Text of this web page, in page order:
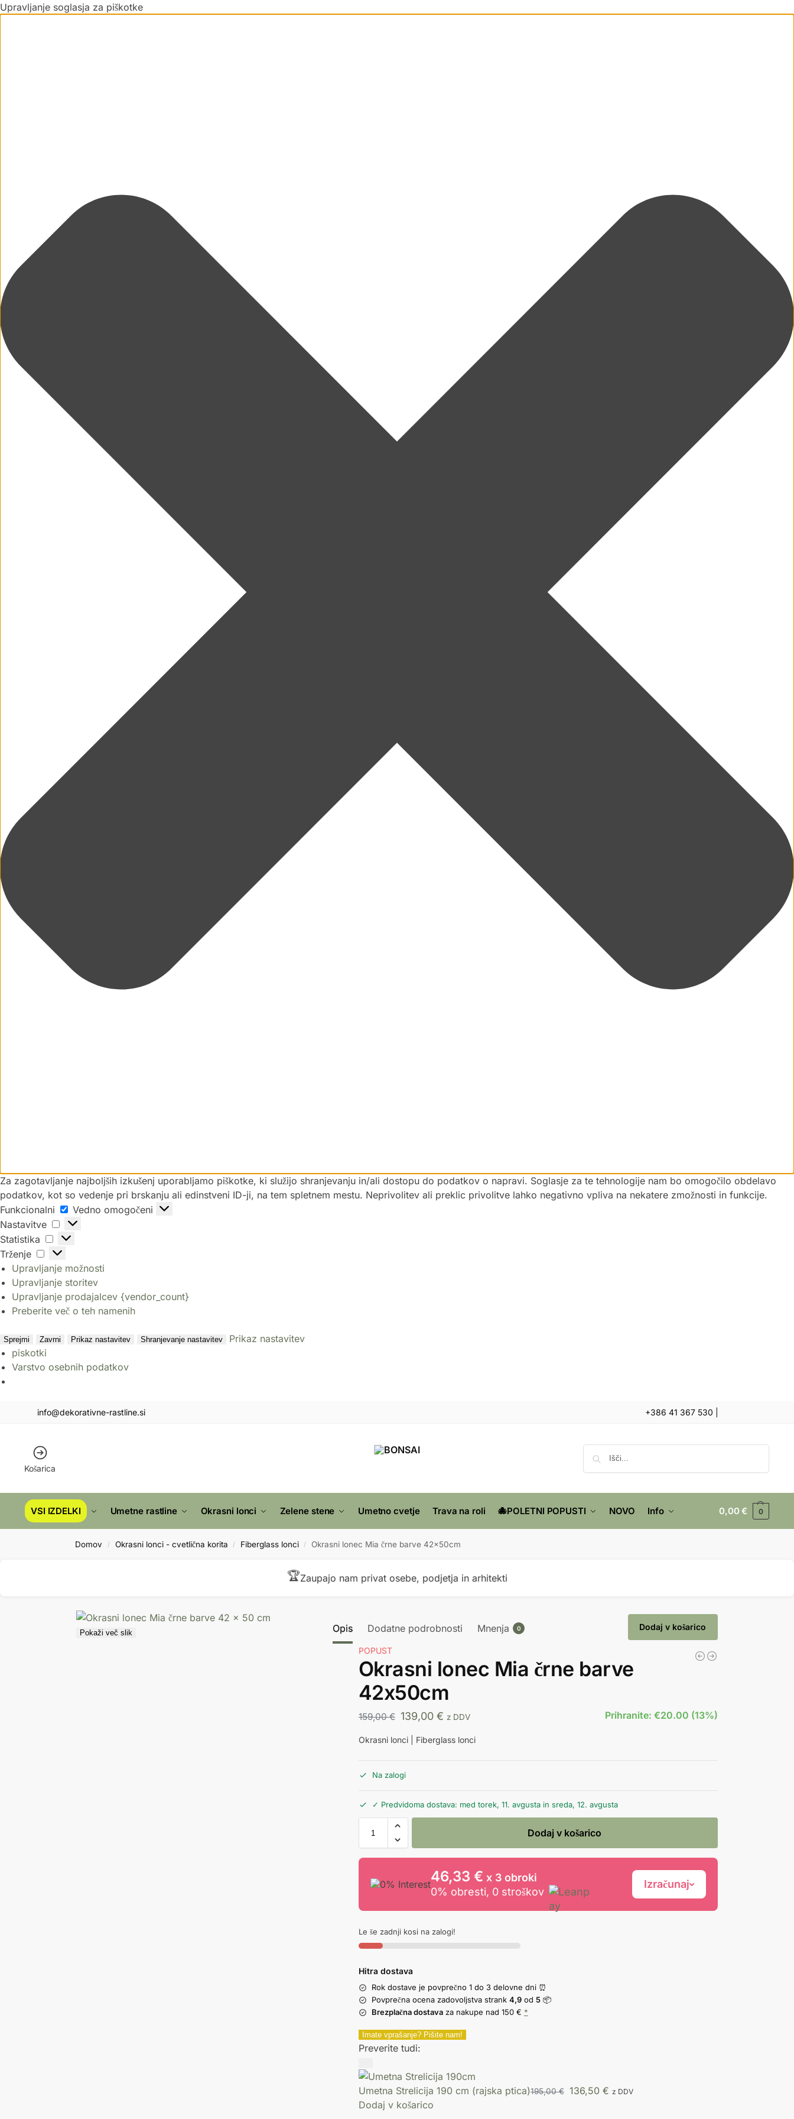
Upravljanje soglasja za piškotke
Za zagotavljanje najboljših izkušenj uporabljamo piškotke, ki služijo shranjevanju in/ali dostopu do podatkov o napravi. Soglasje za te tehnologije nam bo omogočilo obdelavo
podatkov, kot so vedenje pri brskanju ali edinstveni ID-ji, na tem spletnem mestu. Neprivolitev ali preklic privolitve lahko negativno vpliva na nekatere zmožnosti in funkcije.
Funkcionalni
Vedno omogočeni
Nastavitve
Statistika
Trženje
Upravljanje možnosti
Upravljanje storitev
Upravljanje prodajalcev {vendor_count}
Preberite več o teh namenih
Sprejmi Zavrni Prikaz nastavitev Shranjevanje nastavitev
Prikaz nastavitev
piskotki
Varstvo osebnih podatkov
info@dekorativne-rastline.si +386 41 367 530
Košarica
VSI IZDELKI Umetne rastline Okrasni lonci Zelene stene Umetno cvetje Trava na roli 🐙POLETNI POPUSTI NOVO Info 0,00€ 0
Domov / Okrasni lonci - cvetlična korita / Fiberglass lonci / Okrasni lonec Mia črne barve 42x50cm
🏆Zaupajo nam privat osebe, podjetja in arhitekti
Pokaži več slik Opis Dodatne podrobnosti Mnenja 0 Dodaj v košarico
POPUST
Okrasni lonec Mia črne barve
42x50cm
159,00€ 139,00 € z DDV Prihranite: €20.00 (13%)
Okrasni lonci | Fiberglass lonci
Na zalogi
✓ Predvidoma dostava: med torek, 11. avgusta in sreda, 12. avgusta
Dodaj v košarico
46,33 € x 3 obroki
0% obresti, 0 stroškov
Izračunaj
Le še zadnji kosi na zalogi!
Hitra dostava
Rok dostave je povprečno 1 do 3 delovne dni ⏰
Povprečna ocena zadovoljstva strank 4,9od 5📦
Brezplačna dostavaza nakupe nad 150 € *
Imate vprašanje? Pišite nam!
Preverite tudi:
Umetna Strelicija 190 cm (rajska ptica)195,00€ 136,50 € z DDV
Dodaj v košarico